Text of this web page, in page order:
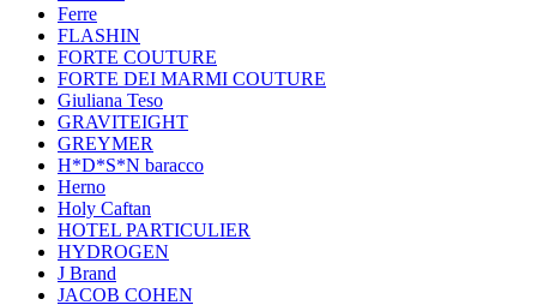
Ferre
FLASHIN
FORTE COUTURE
FORTE DEI MARMI COUTURE
Giuliana Teso
GRAVITEIGHT
GREYMER
H*D*S*N baracco
Herno
Holy Caftan
HOTEL PARTICULIER
HYDROGEN
J Brand
JACOB COHEN